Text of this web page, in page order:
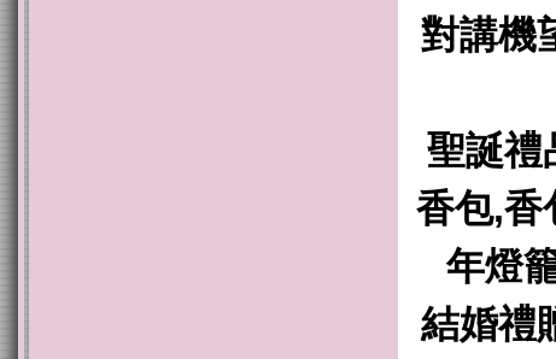
對講機
聖誕禮
香包,香
年燈
結婚禮